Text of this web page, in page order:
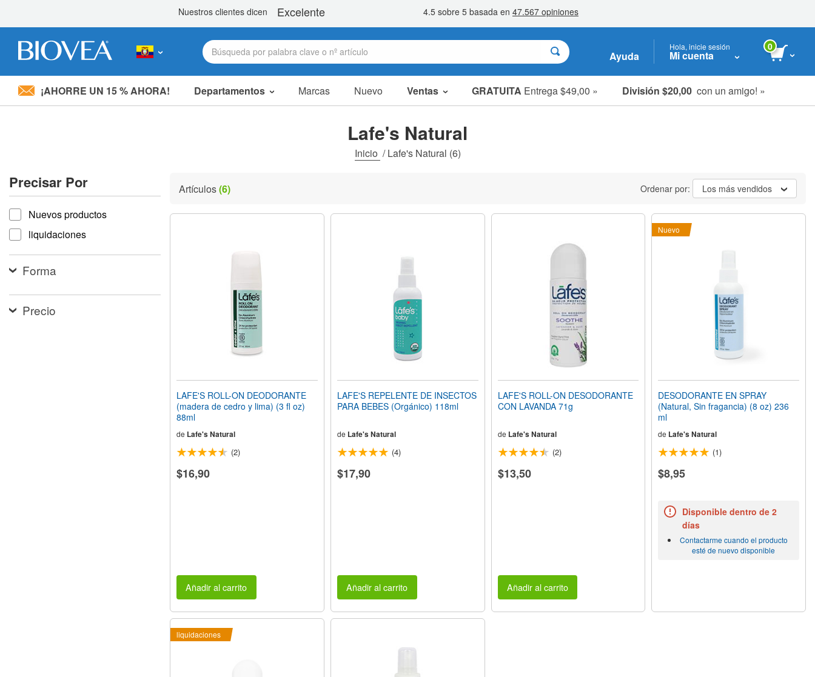
Nota:
accesibilidad.
Presione
Control-
F11
para
sitio
personas
Ayuda
Hola, inicie sesión
Mi cuenta
0
¡AHORRE UN 15 % AHORA! Departamentos Marcas Nuevo Ventas GRATUITA Entrega $49,00 » División $20,00 con un amigo! »
artículos en oferta
liquidaciones
Lafe's Natural
Inicio /Lafe's Natural (6)
Precisar Por
Precisar por
Nuevos productos
liquidaciones
Forma
Precio
Artículos(6) Ordenar por: Los más vendidos
LAFE'S ROLL-ON DEODORANTE
(madera de cedro y lima) (3 fl oz)
88ml
de Lafe's Natural
(2)
$16,90
Añadir al carrito
LAFE'S REPELENTE DE INSECTOS
PARA BEBES (Orgánico) 118ml
de Lafe's Natural
(4)
$17,90
Añadir al carrito
LAFE'S ROLL-ON DESODORANTE
CON LAVANDA 71g
de Lafe's Natural
(2)
$13,50
Añadir al carrito
Nuevo
DESODORANTE EN SPRAY
(Natural, Sin fragancia) (8 oz) 236
ml
de Lafe's Natural
(1)
$8,95
Disponible dentro de 2
días
Contactarme cuando el producto
esté de nuevo disponible
liquidaciones